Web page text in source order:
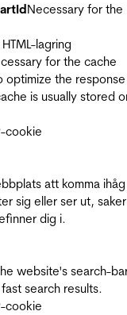
Necessary for the
lagring
for the cache
the
is usually stored
cookie
att komma ihåg
sig eller ser ut,
dig i.
website's search-
search results.
cookie